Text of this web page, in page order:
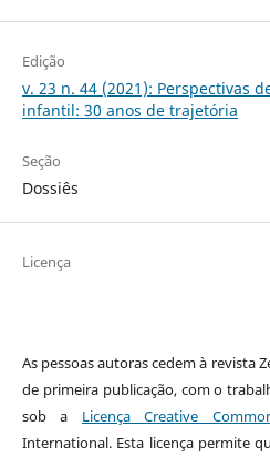
Edição
v. 23 n. 44 (2021): Perspectivas
infantil: 30 anos de trajetória
Seção
Dossiês
Licença
As pessoas autoras cedem à revista
de primeira publicação, com o
sob a Licença Creative
International. Esta licença permite